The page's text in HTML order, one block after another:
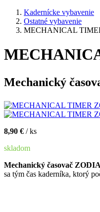
Kadernícke vybavenie
Ostatné vybavenie
MECHANICAL
Mechanický
8,90 € / ks
skladom
Mechanický časovač
sa tým čas kaderníka, ktorý